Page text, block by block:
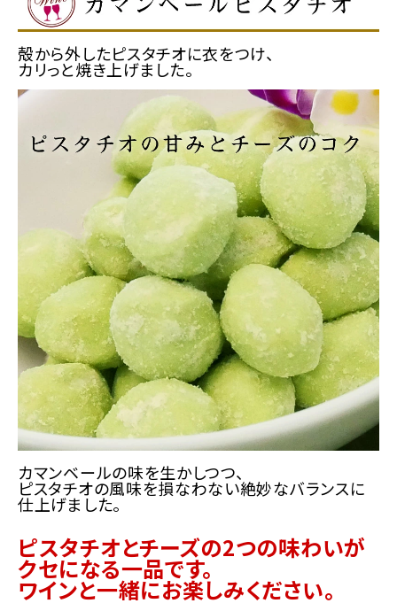
殻から外したピスタチオに衣をつけ、
カリっと焼き上げました。
カマンベールの味を生かしつつ、
ピスタチオの風味を損なわない絶妙なバランスに
仕上げました。
ピスタチオとチーズの2つの味わいが
クセになる一品です。
ワインと一緒にお楽しみください。